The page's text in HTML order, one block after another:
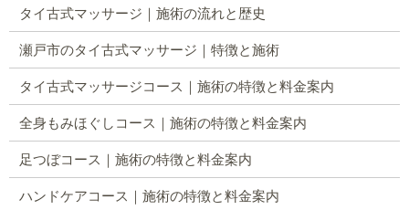
タイ古式マッサージ｜施術の流れと歴史
瀬戸市のタイ古式マッサージ｜特徴と施術
タイ古式マッサージコース｜施術の特徴と料金案内
全身もみほぐしコース｜施術の特徴と料金案内
足つぼコース｜施術の特徴と料金案内
ハンドケアコース｜施術の特徴と料金案内